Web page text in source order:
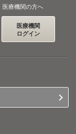
医療機関の方へ
医療機関
ログイン